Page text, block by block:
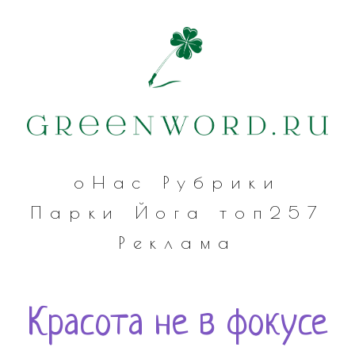
оНас
Рубрики
Парки
Йога
топ257
Реклама
Красота не в фокусе